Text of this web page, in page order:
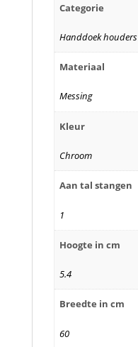
Categorie
Handdoek houders
Materiaal
Messing
Kleur
Chroom
Aan tal stangen
1
Hoogte in cm
5.4
Breedte in cm
60